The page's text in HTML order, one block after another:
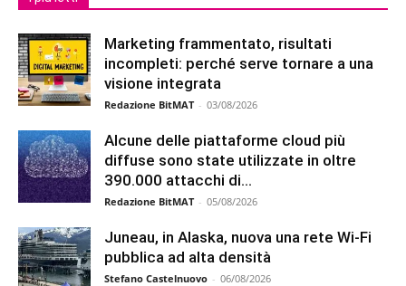
Marketing frammentato, risultati
incompleti: perché serve tornare a una
visione integrata
Redazione BitMAT - 03/08/2026
Alcune delle piattaforme cloud più
diffuse sono state utilizzate in oltre
390.000 attacchi di...
Redazione BitMAT - 05/08/2026
Juneau, in Alaska, nuova una rete Wi-Fi
pubblica ad alta densità
Stefano Castelnuovo - 06/08/2026